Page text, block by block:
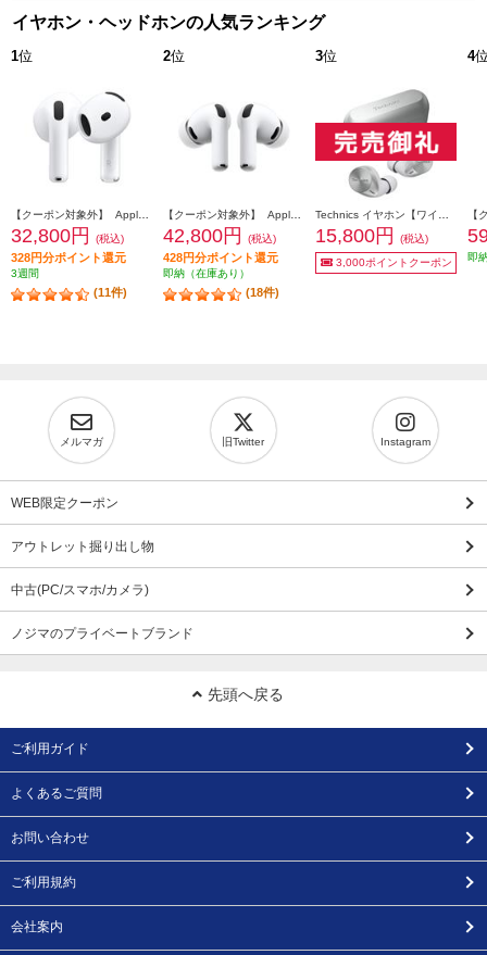
イヤホン・ヘッドホンの人気ランキング
1位
32,800円 (税込)
328円分ポイント還元
3週間
(11件)
2位
42,800円 (税込)
428円分ポイント還元
即納（在庫あり）
(18件)
3位
15,800円
(税込)
3,000ポイントクーポン
4
即
メルマガ 旧Twitter Instagram
WEB限定クーポン
アウトレット掘り出し物
中古(PC/スマホ/カメラ)
ノジマのプライベートブランド
先頭へ戻る
ご利用ガイド
よくあるご質問
お問い合わせ
ご利用規約
会社案内